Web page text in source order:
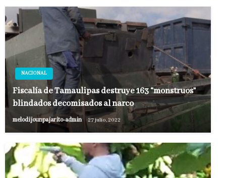
NACIONAL
Fiscalía de Tamaulipas destruye 163 “monstruos”
blindados decomisados al narco
melodijounpajarito-admin 27 julio, 2022